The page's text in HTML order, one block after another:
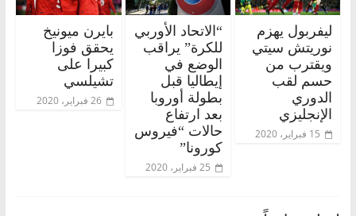
ليفربول يهزم
نوريتش سيتي
ويقترب من
حسم لقب
الدوري
الإنجليزي
15 فبراير، 2020
“الاتحاد الأوربي
للكرة” يراقب
الوضع في
إيطاليا قبل
بطولة أوروبا
بعد ارتفاع
حالات “فيروس
كورونا”
25 فبراير، 2020
بايرن ميونيخ
يحقق فوزا
كبيرا على
تشيلسي
26 فبراير، 2020